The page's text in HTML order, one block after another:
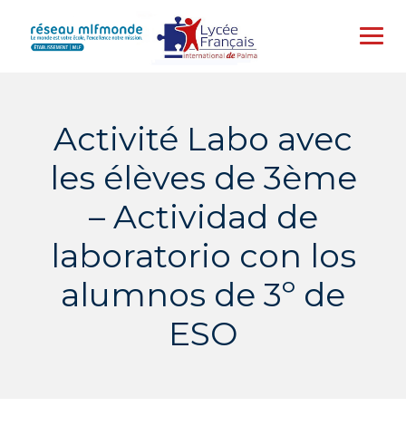
content
Activité Labo avec
les élèves de 3ème
– Actividad de
laboratorio con los
alumnos de 3º de
ESO